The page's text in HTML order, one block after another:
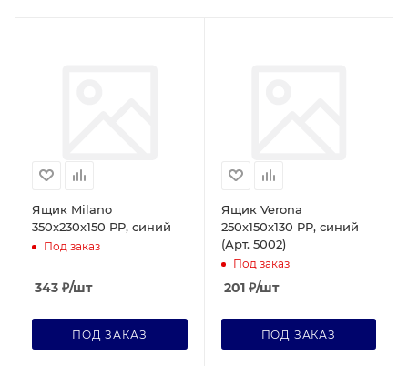
Ящик Milano
350х230х150 PP, синий
Под заказ
343 ₽/шт
ПОД ЗАКАЗ
Ящик Verona
250х150х130 PP, синий
(Арт. 5002)
Под заказ
201₽/шт
ПОД ЗАКАЗ